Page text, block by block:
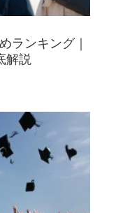
ランキング｜
解説